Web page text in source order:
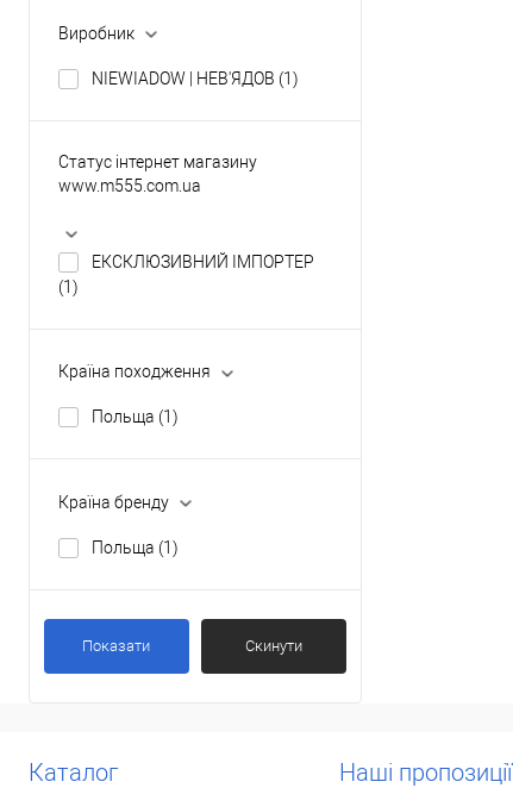
Виробник
NIEWIADOW | НЕВ'ЯДОВ (1)
Статус інтернет магазину
www.m555.com.ua
ЕКСКЛЮЗИВНИЙ ІМПОРТЕР
(1)
Країна походження
Польща (1)
Країна бренду
Польща (1)
Показати Скинути
Каталог Наші пропозиції